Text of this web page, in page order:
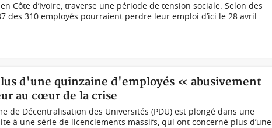
en Côte d’Ivoire, traverse une période de tension sociale. Selon des
des 310 employés pourraient perdre leur emploi d’ici le 28 avril
d'une quinzaine d'employés « abusivement
au cœur de la crise
de Décentralisation des Universités (PDU) est plongé dans une
à une série de licenciements massifs, qui ont concerné plus d’une